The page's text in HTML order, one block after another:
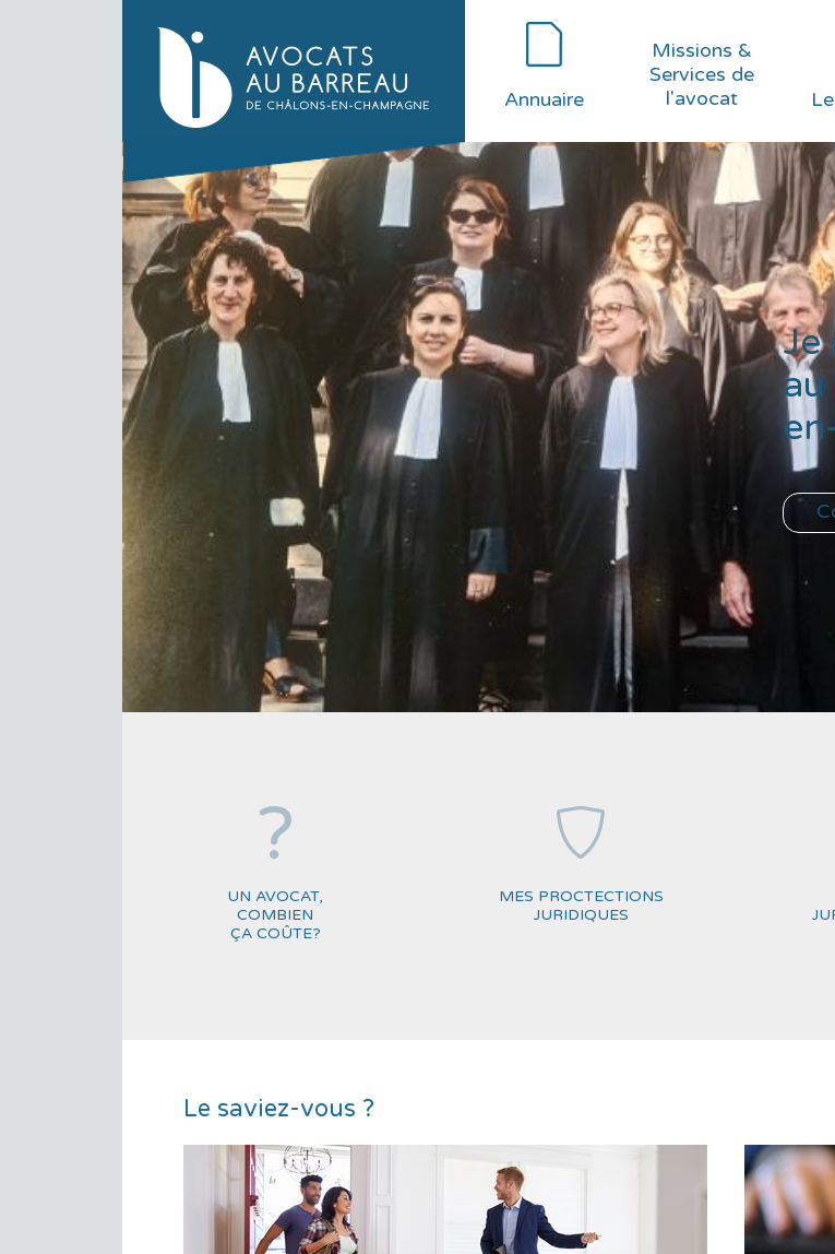
Annuaire
Missions &
Services de
l'avocat
Je
UN AVOCAT,
COMBIEN
ÇA COÛTE?
MES PROCTECTIONS
JURIDIQUES
Le saviez-vous ?